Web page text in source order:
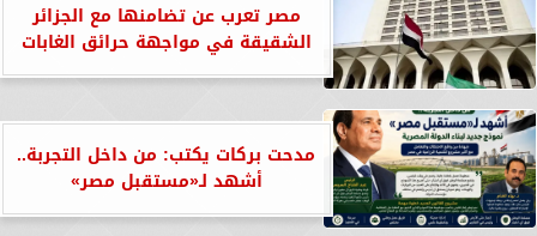
مصر تعرب عن تضامنها مع الجزائر
الشقيقة في مواجهة حرائق الغابات
مدحت بركات يكتب: من داخل التجربة..
أشهد لـ«مستقبل مصر»